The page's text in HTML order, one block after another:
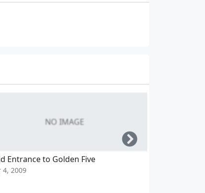
NO IMAGE
Entrance to Golden Five
4, 2009
Right